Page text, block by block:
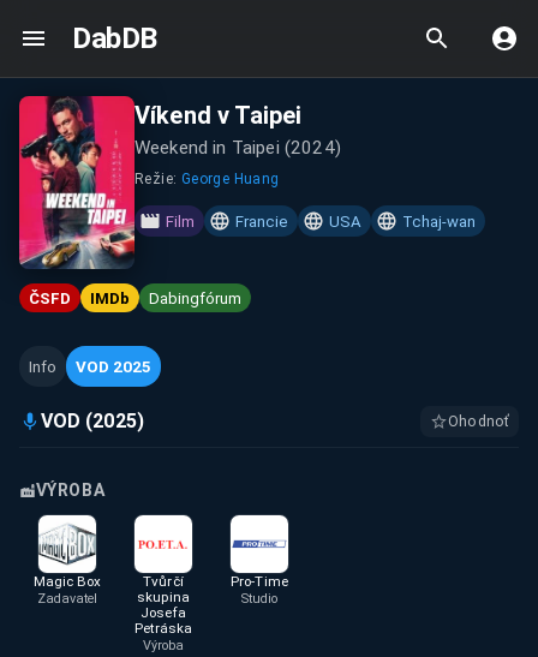
DabDB
Víkend v Taipei
Weekend in Taipei (2024)
Režie: George Huang
Film Francie USA Tchaj-wan
ČSFD IMDb Dabingfórum
Info VOD 2025
VOD (2025) Ohodnoť
VÝROBA
Magic Box
Zadavatel
Tvůrčí
skupina
Josefa
Petráska
Výroba
Pro-Time
Studio